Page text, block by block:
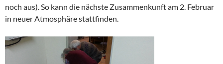
noch aus). So kann die nächste Zusammenkunft am 2. Februar
in neuer Atmosphäre stattfinden.